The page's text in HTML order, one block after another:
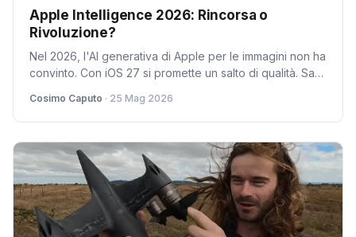
Apple Intelligence 2026: Rincorsa o
Rivoluzione?
Nel 2026, l'AI generativa di Apple per le immagini non ha
convinto. Con iOS 27 si promette un salto di qualità. Sarà
Cosimo Caputo · 25 Mag 2026